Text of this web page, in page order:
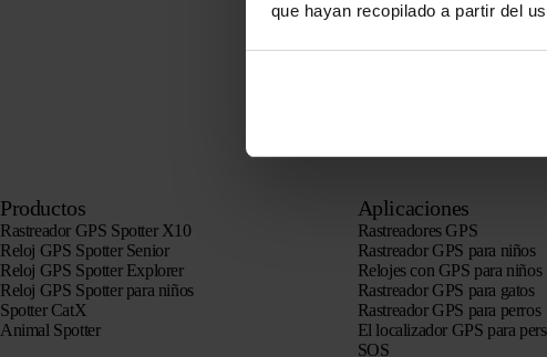
que hayan recopilado a partir del
Productos
Rastreador GPS Spotter X10
Reloj GPS Spotter Senior
Reloj GPS Spotter Explorer
Reloj GPS Spotter para niños
Spotter CatX
Animal Spotter
Aplicaciones
Rastreadores GPS
Rastreador GPS para niños
Relojes con GPS para niños
Rastreador GPS para gatos
Rastreador GPS para perros
El localizador GPS para
SOS